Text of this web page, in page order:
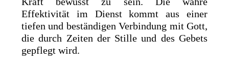
Effektivität im Dienst kommt aus einer
tiefen und beständigen Verbindung mit Gott,
die durch Zeiten der Stille und des Gebets
gepflegt wird.